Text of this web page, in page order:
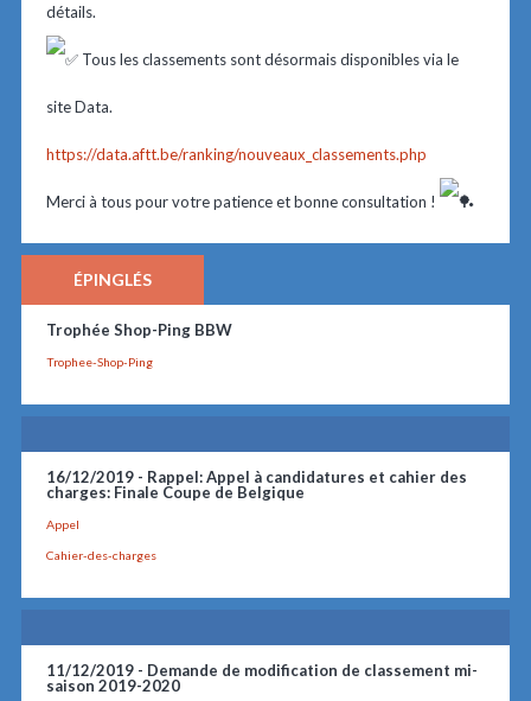
détails.
Tous les classements sont désormais disponibles via le
site Data.
https://data.aftt.be/ranking/nouveaux_classements.php
Merci à tous pour votre patience et bonne consultation !
ÉPINGLÉS
Trophée Shop-Ping BBW
Trophee-Shop-Ping
16/12/2019 - Rappel: Appel à candidatures et cahier des
charges: Finale Coupe de Belgique
Appel
Cahier-des-charges
11/12/2019 - Demande de modification de classement mi-
saison 2019-2020